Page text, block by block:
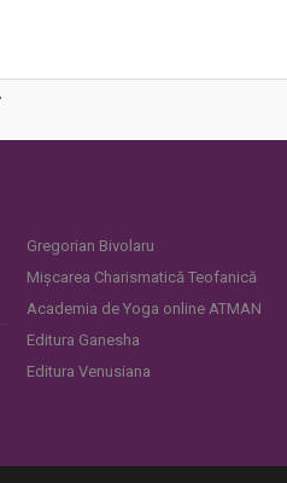
.
Gregorian Bivolaru
Mișcarea Charismatică Teofanică
Academia de Yoga online ATMAN
Editura Ganesha
Editura Venusiana